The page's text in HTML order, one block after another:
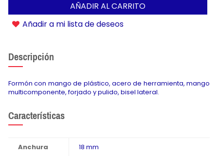
AÑADIR AL CARRITO
Añadir a mi lista de deseos
Descripción
Formón con mango de plástico, acero de herramienta, mango
multicomponente, forjado y pulido, bisel lateral.
Características
Anchura 18 mm